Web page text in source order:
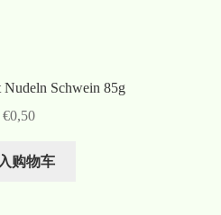
Schwein 85g
€0,50
购物车